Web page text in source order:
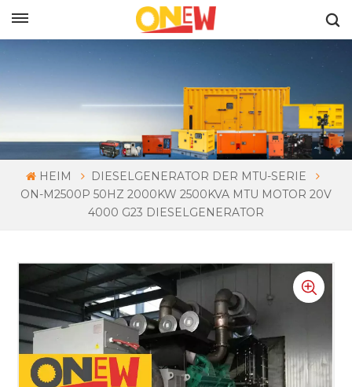
HEIM
DIESELGENERATOR DER MTU-SERIE
ON-M2500P 50HZ 2000KW 2500KVA MTU MOTOR 20V
4000 G23 DIESELGENERATOR